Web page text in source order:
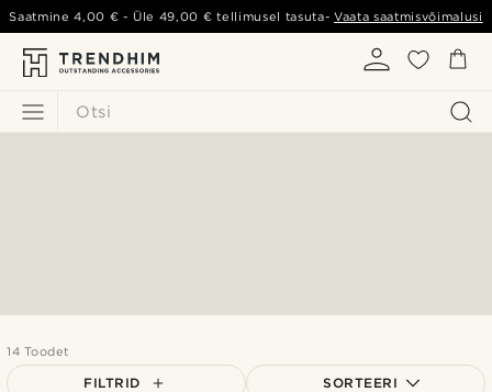
Otsi
Saatmine4,00 € - Üle 49,00 € tellimusel tasuta-Vaata saatmisvõimalusi
14 Toodet
FILTRID SORTEERI